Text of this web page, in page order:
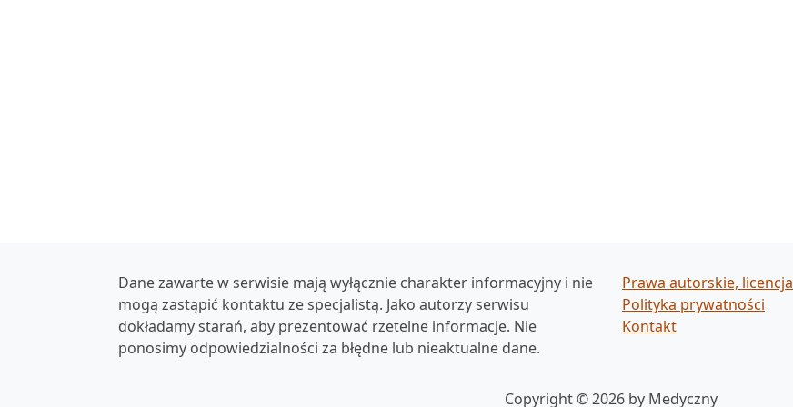
Dane zawarte w serwisie mają wyłącznie charakter informacyjny i nie
mogą zastąpić kontaktu ze specjalistą. Jako autorzy serwisu
dokładamy starań, aby prezentować rzetelne informacje. Nie
ponosimy odpowiedzialności za błędne lub nieaktualne dane.
Prawa autorskie, licencja
Polityka prywatności
Kontakt
Copyright © 2026 by Medyczny